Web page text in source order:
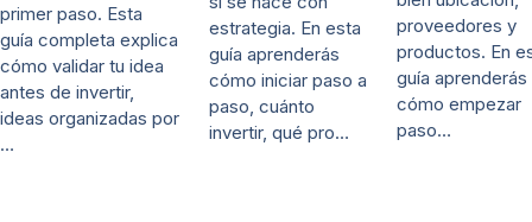
primer paso. Esta
guía completa explica
cómo validar tu idea
antes de invertir,
ideas organizadas por
…
estrategia. En esta
guía aprenderás
cómo iniciar paso a
paso, cuánto
invertir, qué pro…
proveedores y
productos. En
guía aprenderás
cómo empezar
paso…